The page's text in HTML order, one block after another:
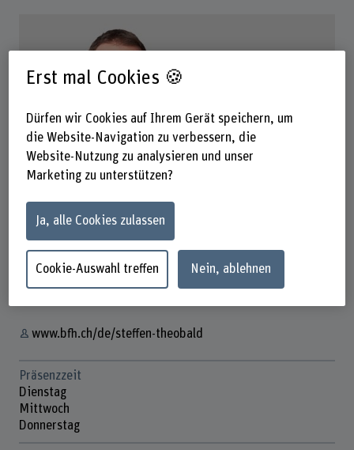
Dozent
+41 31 848 45 19
www.bfh.ch/de/steffen-theobald
Präsenzzeit
Dienstag
Mittwoch
Donnerstag
Erst mal Cookies 🍪
Dürfen wir Cookies auf Ihrem Gerät speichern, um
die Website-Navigation zu verbessern, die
Website-Nutzung zu analysieren und unser
Marketing zu unterstützen?
Ja, alle Cookies zulassen
Cookie-Auswahl treffen Nein, ablehnen